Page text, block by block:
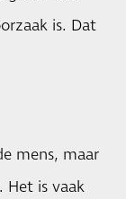
is. Dat
mens, maar
Het is vaak